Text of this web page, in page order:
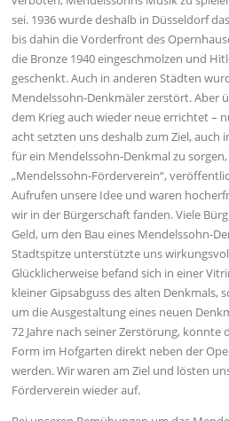
sei. 1936 wurde deshalb in Düsseldorf
bis dahin die Vorderfront des
die Bronze 1940 eingeschmolzen und
geschenkt. Auch in anderen Städten
Mendelssohn-Denkmäler zerstört. Aber
dem Krieg auch wieder neue errichtet –
acht setzten uns deshalb zum Ziel, auch
für ein Mendelssohn-Denkmal zu
„Mendelssohn-Förderverein“,
Aufrufen unsere Idee und waren
wir in der Bürgerschaft fanden. Viele
Geld, um den Bau eines Mendelssohn-
Stadtspitze unterstützte uns
Glücklicherweise befand sich in einer
kleiner Gipsabguss des alten Denkmals,
um die Ausgestaltung eines neuen
72 Jahre nach seiner Zerstörung, konnte
Form im Hofgarten direkt neben der
werden. Wir waren am Ziel und lösten
Förderverein wieder auf.